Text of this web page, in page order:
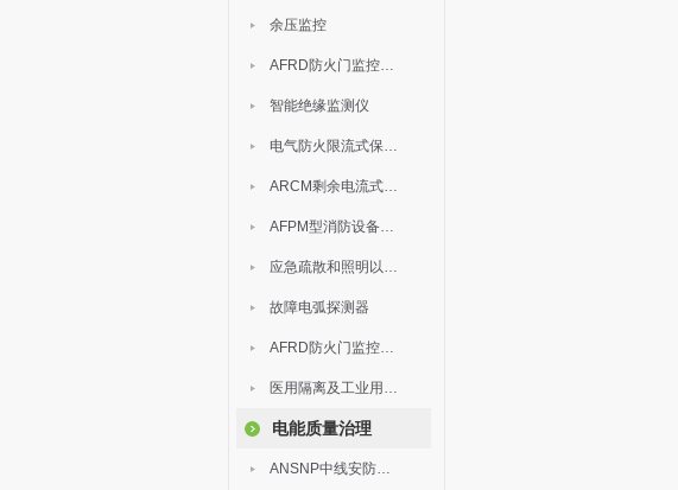
余压监控
AFRD防火门监控模块
智能绝缘监测仪
电气防火限流式保护器
ARCM剩余电流式电气火灾监控装置
AFPM型消防设备电源监控系统
应急疏散和照明以及灯具
故障电弧探测器
AFRD防火门监控系统
医用隔离及工业用电绝缘检测
电能质量治理
ANSNP中线安防保护器